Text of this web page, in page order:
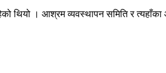
थियो । आश्रम व्यवस्थापन समिति र